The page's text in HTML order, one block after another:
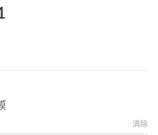
清除